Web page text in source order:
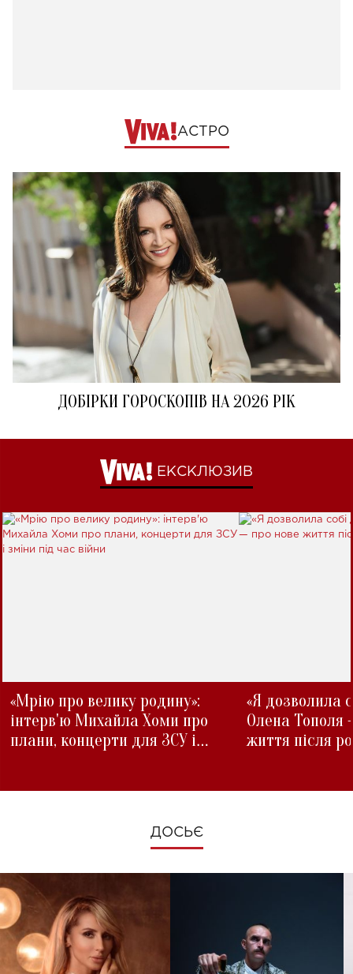
АСТРО
ДОБІРКИ ГОРОСКОПІВ НА 2026 РІК
ЕКСКЛЮЗИВ
«Мрію про велику родину»:
інтерв'ю Михайла Хоми про
плани, концерти для ЗСУ і
«Я дозволила
Олена Тополя
життя після
ДОСЬЄ